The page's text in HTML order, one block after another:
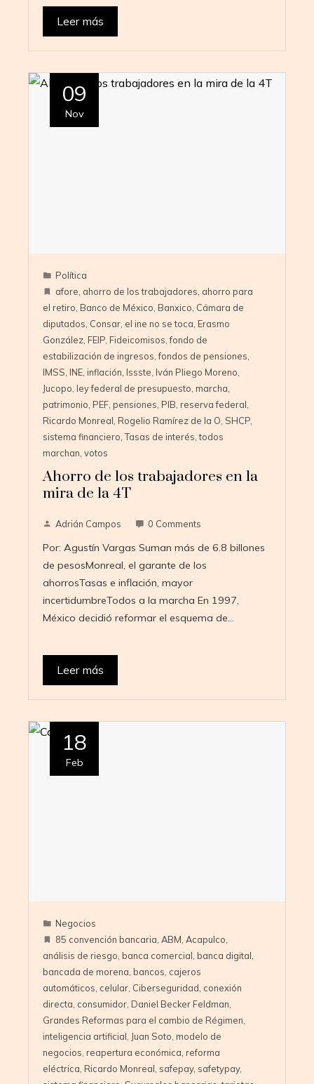
Leer más
09
Nov
Política
afore ahorro de los trabajadores ahorro para
el retiro Banco de México Banxico Cámara de
diputados Consar el ine no se toca Erasmo
González FEIP Fideicomisos ,fondo de
estabilización de ingresos ,fondos de pensiones
IMSS INE inflación Issste Iván Pliego Moreno
Jucopo ley federal de presupuesto marcha
patrimonio PEF pensiones PIB reserva federal
Ricardo Monreal Rogelio Ramírez de la O SHCP
sistema financiero ,Tasas de interés ,todos
marchan votos
Ahorro de los trabajadores en la
mira de la 4T
Adrián Campos 0 Comments
Por: Agustín Vargas Suman más de 6.8 billones
de pesosMonreal, el garante de los
ahorrosTasas e inflación, mayor
incertidumbreTodos a la marcha En 1997,
México decidió reformar el esquema de…
Leer más
18
Feb
Negocios
85 convención bancaria ABM Acapulco
análisis de riesgo banca comercial banca digital
bancada de morena bancos cajeros
automáticos celular Ciberseguridad conexión
directa consumidor Daniel Becker Feldman
Grandes Reformas para el cambio de Régimen
inteligencia artificial Juan Soto modelo de
negocios reapertura económica reforma
eléctrica Ricardo Monreal safepay, safetypay,